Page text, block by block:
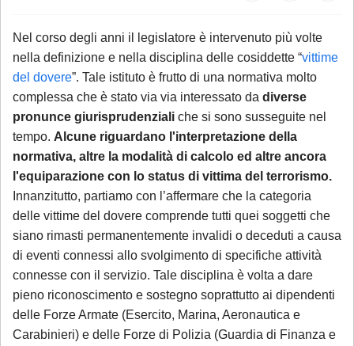
Nel corso degli anni il legislatore è intervenuto più volte
nella definizione e nella disciplina delle cosiddette “vittime
del dovere”. Tale istituto è frutto di una normativa molto
complessa che è stato via via interessato da diverse
pronunce giurisprudenziali che si sono susseguite nel
tempo. Alcune riguardano l'interpretazione della
normativa, altre la modalità di calcolo ed altre ancora
l'equiparazione con lo status di vittima del terrorismo.
Innanzitutto, partiamo con l’affermare che la categoria
delle vittime del dovere comprende tutti quei soggetti che
siano rimasti permanentemente invalidi o deceduti a causa
di eventi connessi allo svolgimento di specifiche attività
connesse con il servizio. Tale disciplina è volta a dare
pieno riconoscimento e sostegno soprattutto ai dipendenti
delle Forze Armate (Esercito, Marina, Aeronautica e
Carabinieri) e delle Forze di Polizia (Guardia di Finanza e